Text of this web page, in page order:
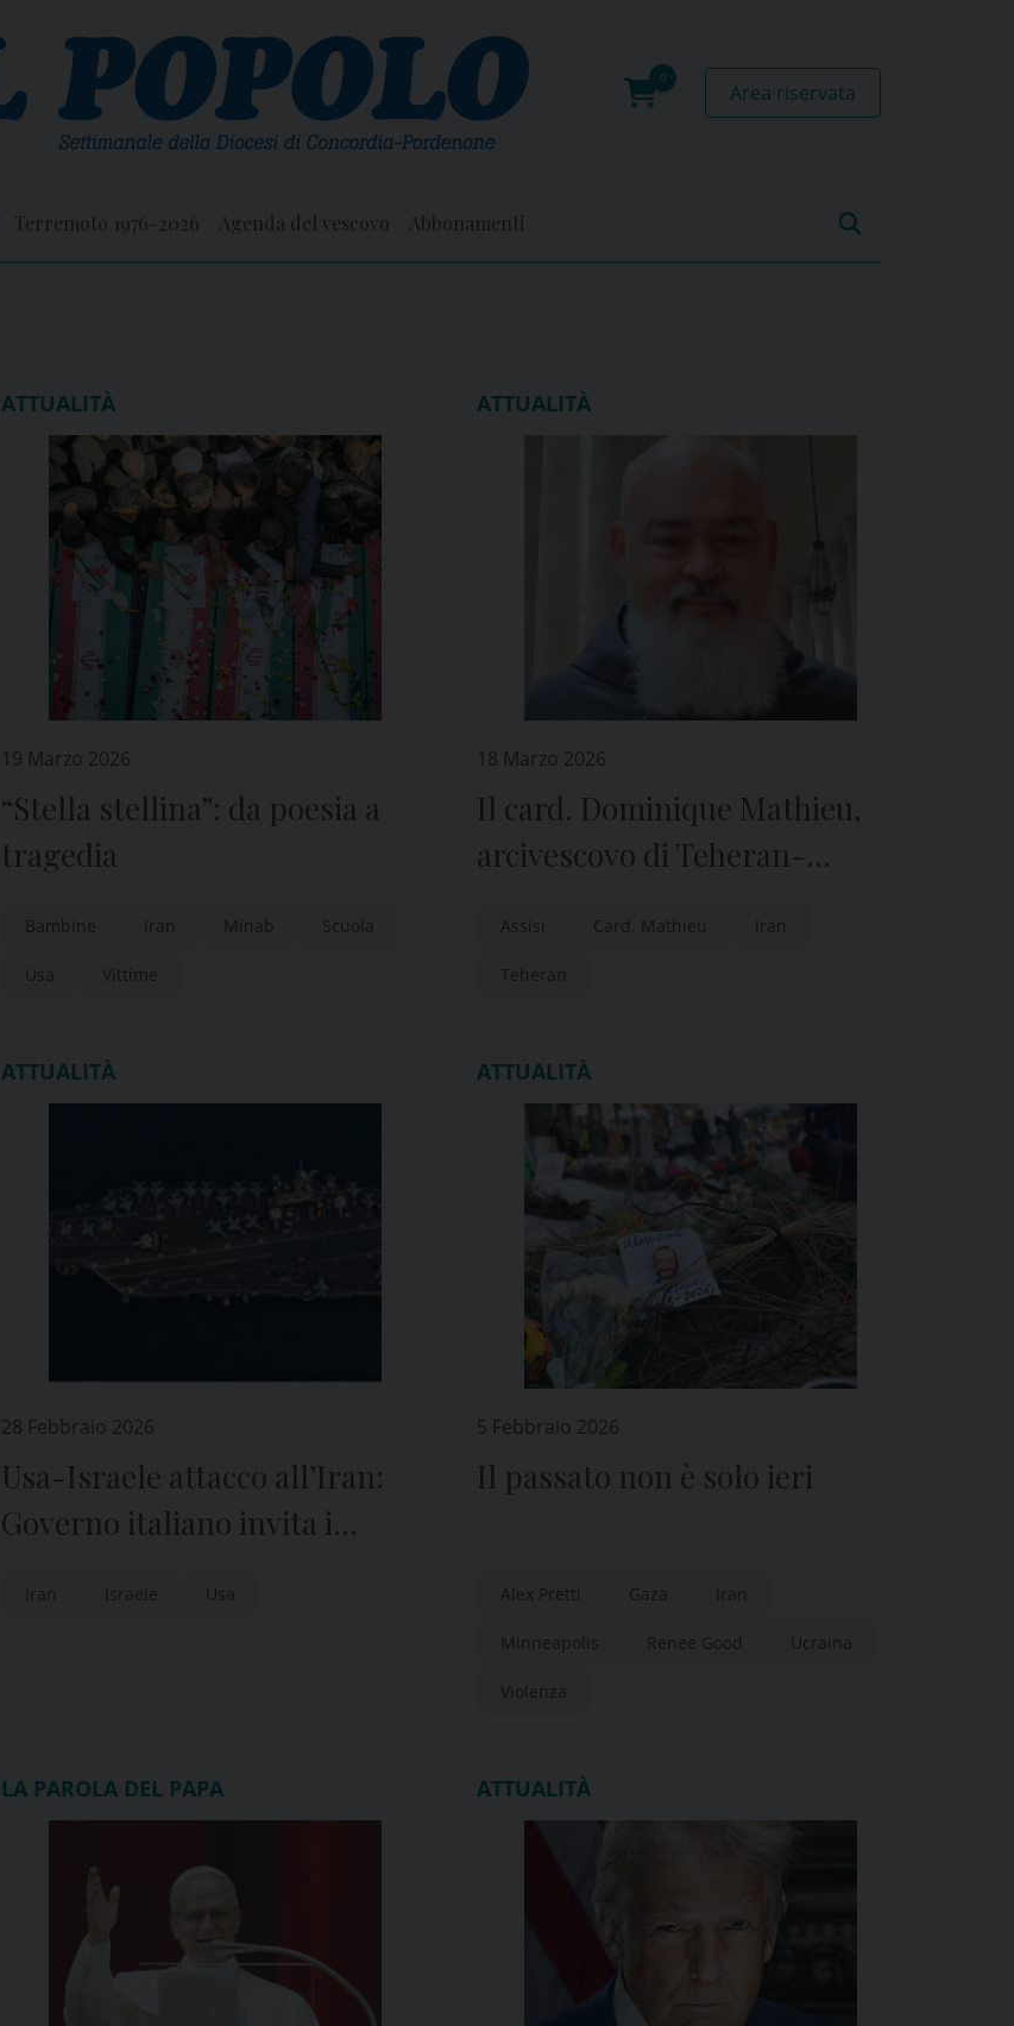
0
Area riservata
Terremoto 1976-2026 Agenda del vescovo Abbonamenti
ATTUALITÀ
19 Marzo 2026
“Stella stellina”: da poesia a
tragedia
Bambine Iran Minab Scuola
Usa Vittime
ATTUALITÀ
18 Marzo 2026
Il card. Dominique Mathieu,
arcivescovo di Teheran-
Assisi Card. Mathieu Iran
Teheran
ATTUALITÀ
28 Febbraio 2026
Usa-Israele attacco all’Iran:
Governo italiano invita i
Iran Israele Usa
ATTUALITÀ
5 Febbraio 2026
Il passato non è solo ieri
Alex Pretti Gaza Iran
Minneapolis Renee Good Ucraina
Violenza
LA PAROLA DEL PAPA ATTUALITÀ